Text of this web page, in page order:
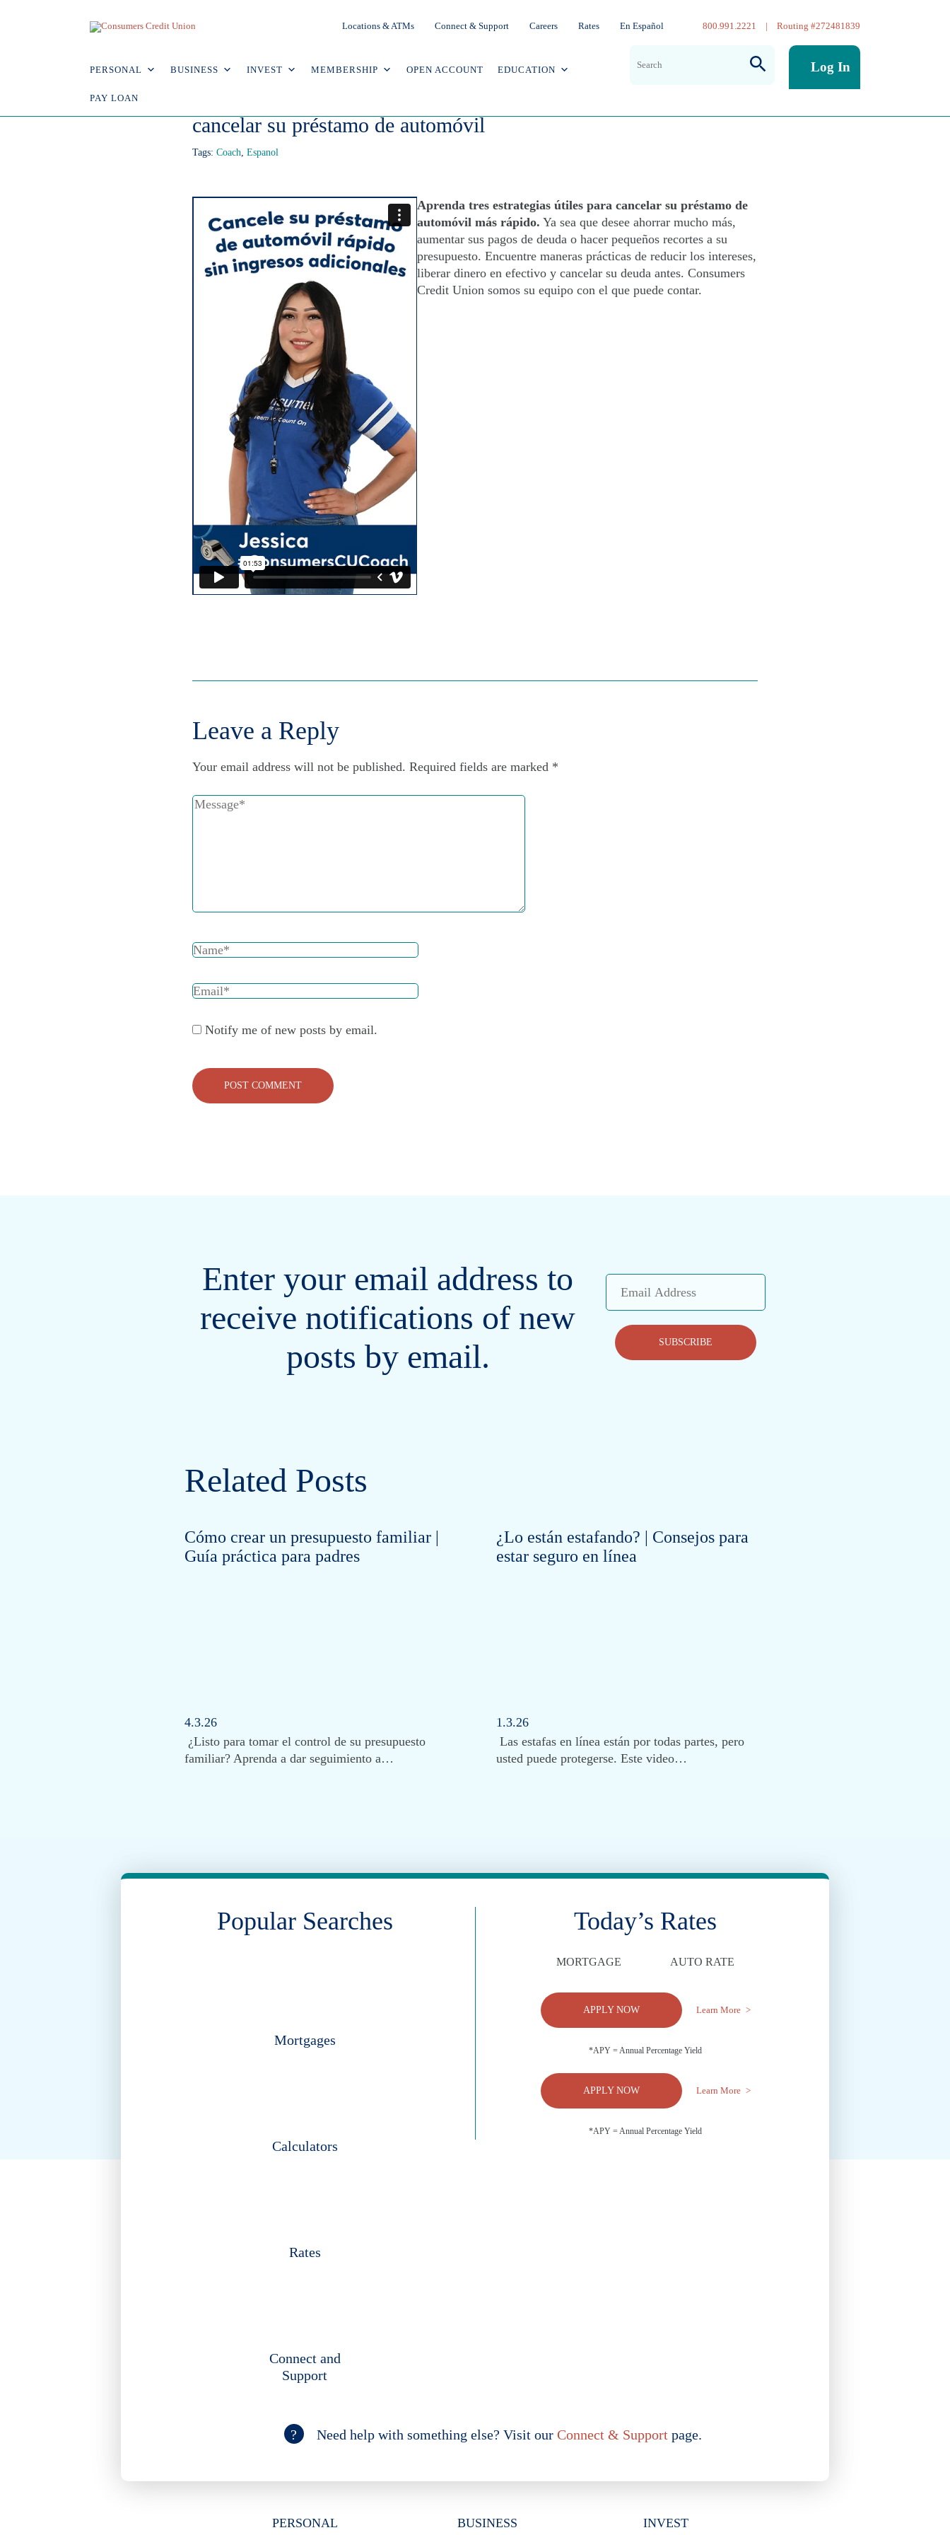
Locations & ATMs Connect & Support Careers Rates En Español 800.991.2221 | Routing #272481839
PERSONAL BUSINESS INVEST MEMBERSHIP OPEN ACCOUNT EDUCATION
PAY LOAN
Log In
4.3.26
cancelar su préstamo de automóvil
Tags: Coach, Espanol
Aprenda tres estrategias útiles para cancelar su préstamo de
automóvil más rápido. Ya sea que desee ahorrar mucho más,
aumentar sus pagos de deuda o hacer pequeños recortes a su
presupuesto. Encuentre maneras prácticas de reducir los intereses,
liberar dinero en efectivo y cancelar su deuda antes. Consumers
Credit Union somos su equipo con el que puede contar.
Leave a Reply
Your email address will not be published. Required fields are marked *
Notify me of new posts by email.
Enter your email address to
receive notifications of new
posts by email.
Email
Address
SUBSCRIBE
Related Posts
Cómo crear un presupuesto familiar |
Guía práctica para padres
4.3.26
¿Listo para tomar el control de su presupuesto
familiar? Aprenda a dar seguimiento a…
¿Lo están estafando? | Consejos para
estar seguro en línea
1.3.26
Las estafas en línea están por todas partes, pero
usted puede protegerse. Este video…
Popular Searches
Mortgages
Calculators
Rates
Connect and
Support
Today’s Rates
MORTGAGE AUTO RATE
APPLY NOW Learn More
*APY = Annual Percentage Yield
APPLY NOW Learn More
*APY = Annual Percentage Yield
Need help with something else? Visit our Connect & Support page.
PERSONALPersonal BUSINESS INVESTInvest